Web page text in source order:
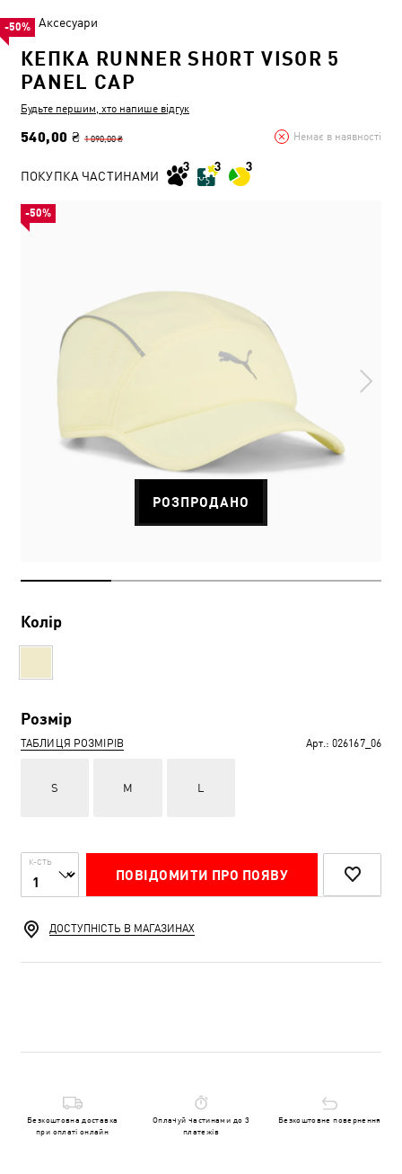
Аксесуари
КЕПКА RUNNER SHORT VISOR 5
PANEL CAP
Будьте першим, хто напише відгук
540,00 ₴ 1 090,00 ₴ Немає в наявності
-50%
ПОКУПКА ЧАСТИНАМИ
РОЗПРОДАНО
Колір
Розмір
ТАБЛИЦЯ РОЗМІРІВ Арт.: 026167_06
S M L
К-СТЬ
ПОВІДОМИТИ ПРО ПОЯВУ
-50%
ДОСТУПНІСТЬ В МАГАЗИНАХ
Безкоштовна доставка
при оплаті онлайн
Оплачуй частинами до 3
платежів
Безкоштовне повернення